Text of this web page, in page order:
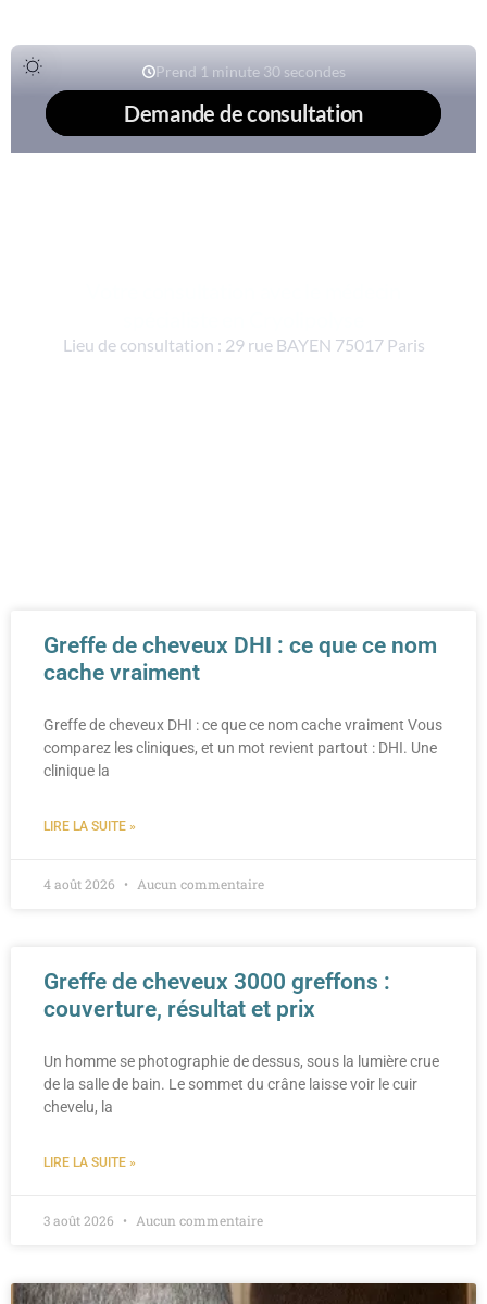
Greffe de cheveux DHI : ce que ce nom
cache vraiment
Greffe de cheveux DHI : ce que ce nom cache vraiment Vous
comparez les cliniques, et un mot revient partout : DHI. Une
clinique la
LIRE LA SUITE »
4 août 2026 Aucun commentaire
Greffe de cheveux 3000 greffons :
couverture, résultat et prix
Un homme se photographie de dessus, sous la lumière crue
de la salle de bain. Le sommet du crâne laisse voir le cuir
chevelu, la
LIRE LA SUITE »
3 août 2026 Aucun commentaire